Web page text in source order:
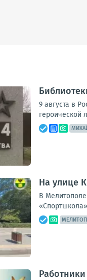
9 августа в
героической
На улице
В